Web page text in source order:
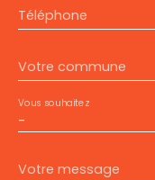
Téléphone
Votre commune
-
Vous souhaitez
Votre message